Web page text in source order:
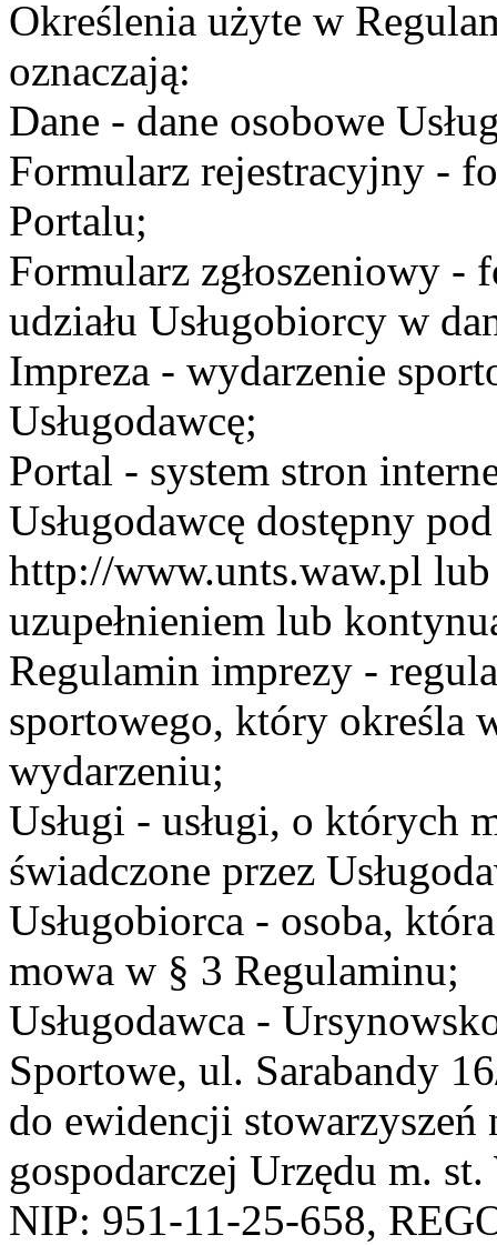
Określenia użyte w
oznaczają:
Dane - dane osobowe
Formularz rejestracyjny -
Portalu;
Formularz zgłoszeniowy -
udziału Usługobiorcy w
Impreza - wydarzenie
Usługodawcę;
Portal - system stron
Usługodawcę dostępny
http://www.unts.waw.pl lub
uzupełnieniem lub
Regulamin imprezy -
sportowego, który określa
wydarzeniu;
Usługi - usługi, o których
świadczone przez
Usługobiorca - osoba,
mowa w § 3 Regulaminu;
Usługodawca -
Sportowe, ul. Sarabandy
do ewidencji stowarzyszeń
gospodarczej Urzędu m.
NIP: 951-11-25-658,